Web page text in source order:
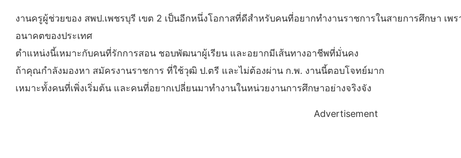
งานครูผู้ช่วยของ สพป.เพชรบุรี เขต 2 เป็นอีกหนึ่งโอกาสที่ดีสำหรับคนที่อยากทำงานราชการในสายการศึกษา เ
อนาคตของประเทศ
ตำแหน่งนี้เหมาะกับคนที่รักการสอน ชอบพัฒนาผู้เรียน และอยากมีเส้นทางอาชีพที่มั่นคง
ถ้าคุณกำลังมองหา สมัครงานราชการ ที่ใช้วุฒิ ป.ตรี และไม่ต้องผ่าน ก.พ. งานนี้ตอบโจทย์มาก
เหมาะทั้งคนที่เพิ่งเริ่มต้น และคนที่อยากเปลี่ยนมาทำงานในหน่วยงานการศึกษาอย่างจริงจัง
Advertisement